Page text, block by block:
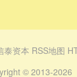
泰资本 RSS地图
© 2013-2026